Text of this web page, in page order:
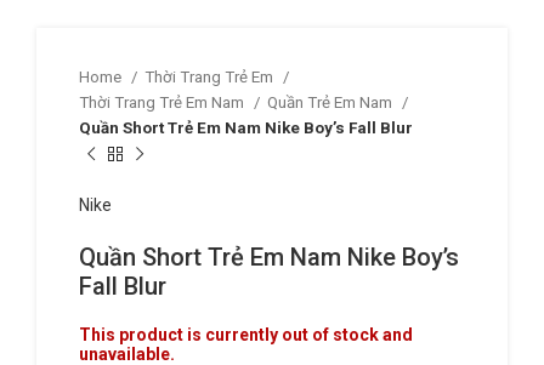
Home
Thời Trang Trẻ Em
Thời Trang Trẻ Em Nam
Quần Trẻ Em Nam
Quần Short Trẻ Em Nam Nike Boy’s Fall Blur
Nike
Quần Short Trẻ Em Nam Nike Boy’s
Fall Blur
This product is currently out of stock and
unavailable.